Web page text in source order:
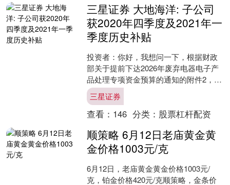
三星证券 大地海洋: 子公司
获2020年四季度及2021年一
季度历史补贴
投资者：你好，我想问一下，根据财政
部关于提前下达2026年废弃电器电子产
品处理专项资金预算的通知的附件2，你
们的子公司浙江盛唐环保科技有限公司
将收到历史补贴55....
三星证券
查看： 146 分类： 股票杠杆配资
顺策略 6月12日老庙黄金黄
金价格1003元/克
6月12日，老庙黄金黄金价格1003元/
克，铂金价格420元/克顺策略，金条价